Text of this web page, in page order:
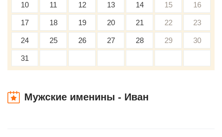
10 11 12 13 14 15 16
17 18 19 20 21 22 23
24 25 26 27 28 29 30
31
Мужские именины - Иван